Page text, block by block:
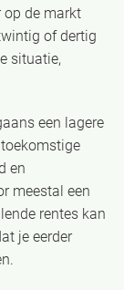
op de markt
of dertig
situatie,
een lagere
en
meestal een
rentes kan
je eerder